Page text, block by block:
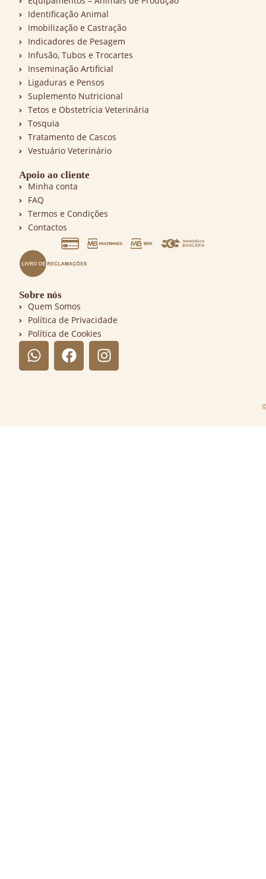
Identificação Animal
Imobilização e Castração
Indicadores de Pesagem
Infusão, Tubos e Trocartes
Inseminação Artificial
Ligaduras e Pensos
Suplemento Nutricional
Tetos e Obstetrícia Veterinária
Tosquia
Tratamento de Cascos
Vestuário Veterinário
Apoio ao cliente
Minha conta
FAQ
Termos e Condições
Contactos
Sobre nós
Quem Somos
Política de Privacidade
Política de Cookies